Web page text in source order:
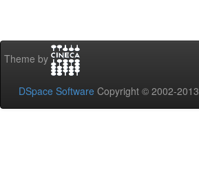
Theme by
DSpace Software Copyright © 2002-2013